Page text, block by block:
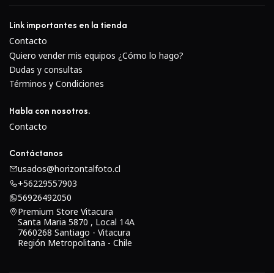
Link importantes en la tienda
Contacto
Quiero vender mis equipos ¿Cómo lo hago?
Dudas y consultas
Términos y Condiciones
Habla con nosotros.
Contacto
Contáctanos
usados@horizontalfoto.cl
+56229557903
56926492050
Premium Store Vitacura
Santa Maria 5870 , Local 14A
7660268 Santiago - Vitacura
Región Metropolitana - Chile